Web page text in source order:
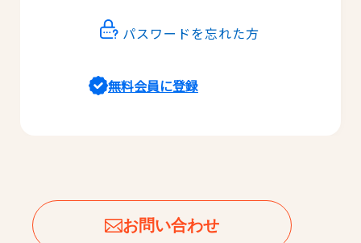
パスワードを忘れた方
無料会員に登録
お問い合わせ